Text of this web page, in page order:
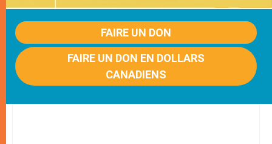
FAIRE UN DON
FAIRE UN DON EN DOLLARS
CANADIENS